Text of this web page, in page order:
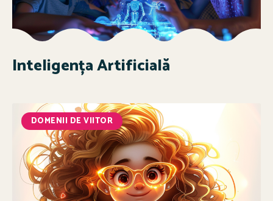
Inteligența Artificială
DOMENII DE VIITOR